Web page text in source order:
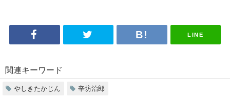
LINE
関連キーワード
やしきたかじん 辛坊治郎